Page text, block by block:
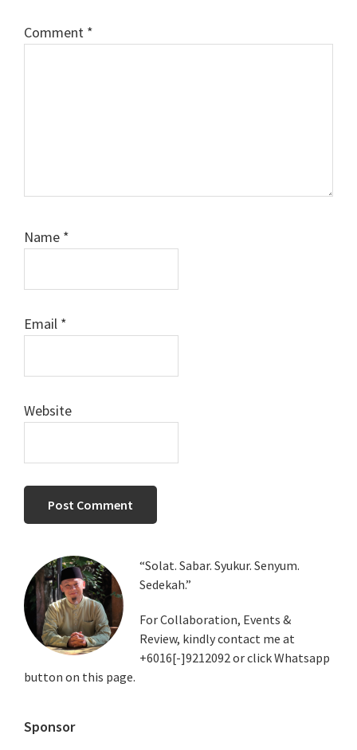
Comment *
Name *
Email *
Website
Primary
Sidebar
“Solat. Sabar. Syukur. Senyum.
Sedekah.”
For Collaboration, Events &
Review, kindly contact me at
+6016[-]9212092 or click Whatsapp
button on this page.
Sponsor